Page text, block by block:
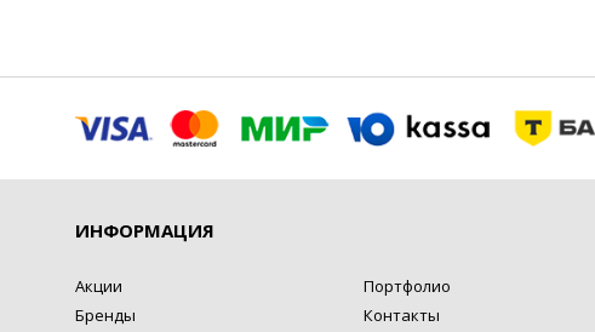
ИНФОРМАЦИЯ
Акции
Бренды
Портфолио
Контакты